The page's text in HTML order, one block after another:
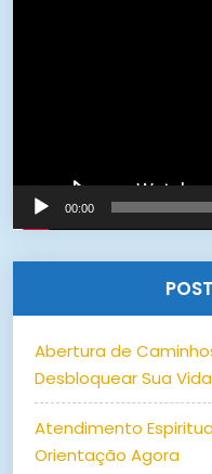
00:00
Abertura de
Desbloquear Sua Vida
Atendimento
Orientação Agora